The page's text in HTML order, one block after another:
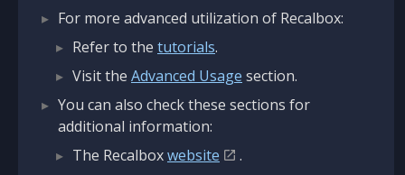
For more advanced utilization of Recalbox:
Refer to the tutorials.
Visit the Advanced Usage section.
You can also check these sections for
additional information:
The Recalboxwebsite
.